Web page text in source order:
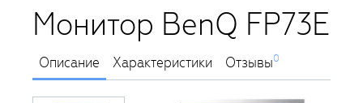
Монитор BenQ FP73E
Описание Характеристики Отзывы0